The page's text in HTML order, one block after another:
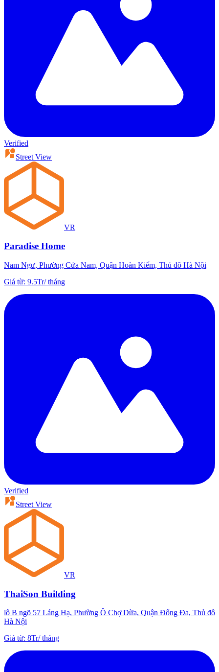
Verified
Street View
VR
Paradise Home
Nam Ngư, Phường Cửa Nam, Quận Hoàn Kiếm, Thủ đô Hà Nội
Giá từ: 9.5Tr/tháng
Verified
Street View
VR
ThaiSon Building
lô B ngõ 57 Láng Hạ, Phường Ô Chợ Dừa, Quận Đống Đa, Thủ đô
Hà Nội
Giá từ: 8Tr/tháng